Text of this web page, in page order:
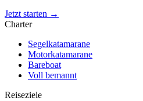
Jetzt starten →
Charter
Segelkatamarane
Motorkatamarane
Bareboat
Voll bemannt
Reiseziele